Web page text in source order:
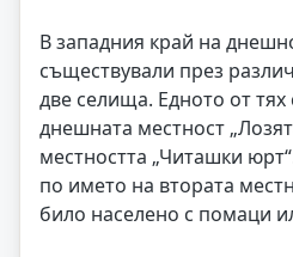
В западния край на
съществували през
две селища. Едното от
днешната местност
местността „Читашки
по името на втората
било населено с помаци